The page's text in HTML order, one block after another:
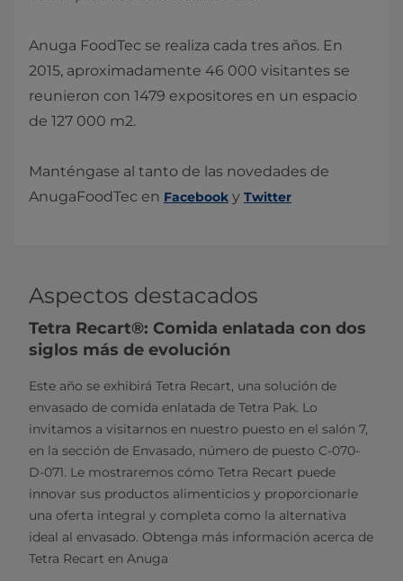
Anuga FoodTec se realiza cada tres años. En
2015, aproximadamente 46 000 visitantes se
reunieron con 1479 expositores en un espacio
de 127 000 m2.
Manténgase al tanto de las novedades de
AnugaFoodTec en Facebook y Twitter
​​Aspectos destacados
Tetra Recart®: Comida enlatada con dos
siglos más de evolución
Este año se exhibirá Tetra Recart, una solución de
envasado de comida enlatada de Tetra Pak. Lo
invitamos a visitarnos en nuestro puesto en el salón 7,
en la sección de Envasado, número de puesto C-070-
D-071. Le mostraremos cómo Tetra Recart puede
innovar sus productos alimenticios y proporcionarle
una oferta integral y completa como la alternativa
ideal al envasado. Obtenga más información acerca de
Tetra Recart en Anuga